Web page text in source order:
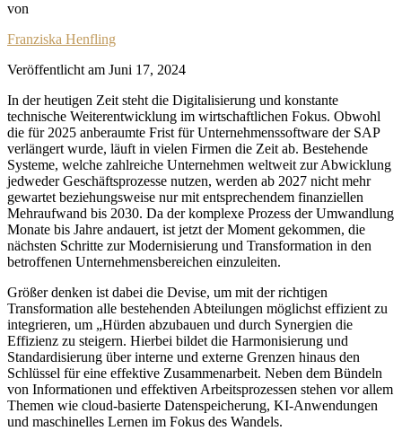
von
Franziska Henfling
Veröffentlicht am Juni 17, 2024
In der heutigen Zeit steht die Digitalisierung und konstante
technische Weiterentwicklung im wirtschaftlichen Fokus. Obwohl
die für 2025 anberaumte Frist für Unternehmenssoftware der SAP
verlängert wurde, läuft in vielen Firmen die Zeit ab. Bestehende
Systeme, welche zahlreiche Unternehmen weltweit zur Abwicklung
jedweder Geschäftsprozesse nutzen, werden ab 2027 nicht mehr
gewartet beziehungsweise nur mit entsprechendem finanziellen
Mehraufwand bis 2030. Da der komplexe Prozess der Umwandlung
Monate bis Jahre andauert, ist jetzt der Moment gekommen, die
nächsten Schritte zur Modernisierung und Transformation in den
betroffenen Unternehmensbereichen einzuleiten.
Größer denken ist dabei die Devise, um mit der richtigen
Transformation alle bestehenden Abteilungen möglichst effizient zu
integrieren, um „Hürden abzubauen und durch Synergien die
Effizienz zu steigern. Hierbei bildet die Harmonisierung und
Standardisierung über interne und externe Grenzen hinaus den
Schlüssel für eine effektive Zusammenarbeit. Neben dem Bündeln
von Informationen und effektiven Arbeitsprozessen stehen vor allem
Themen wie cloud-basierte Datenspeicherung, KI-Anwendungen
und maschinelles Lernen im Fokus des Wandels.